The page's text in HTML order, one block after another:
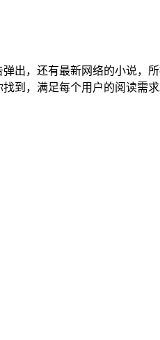
出，还有最新网络的小说，
到，满足每个用户的阅读需求